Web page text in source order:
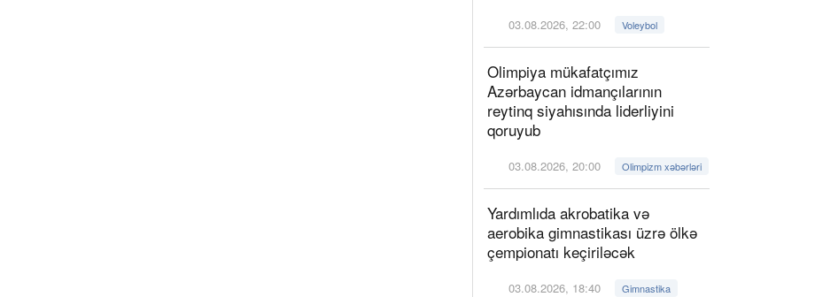
03.08.2026, 22:00 Voleybol
Olimpiya mükafatçımız
Azərbaycan idmançılarının
reytinq siyahısında liderliyini
qoruyub
03.08.2026, 20:00 Olimpizm xəbərləri
Yardımlıda akrobatika və
aerobika gimnastikası üzrə ölkə
çempionatı keçiriləcək
03.08.2026, 18:40 Gimnastika